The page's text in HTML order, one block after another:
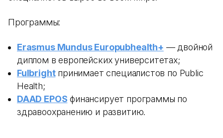
Программы:
Erasmus Mundus Europubhealth+ — двойной
диплом в европейских университетах;
Fulbrightпринимает специалистов по Public
Health;
DAAD EPOS финансирует программы по
здравоохранению и развитию.